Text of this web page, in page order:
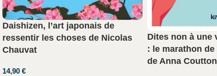
Daishizen, l’art japonais de
ressentir les choses de Nicolas
Chauvat
14,90 €
Dites non à une
: le marathon
de Anna Coutton